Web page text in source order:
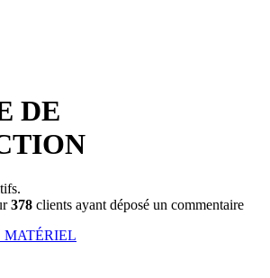
DE
378 clients ayant déposé un commentaire
MATÉRIEL